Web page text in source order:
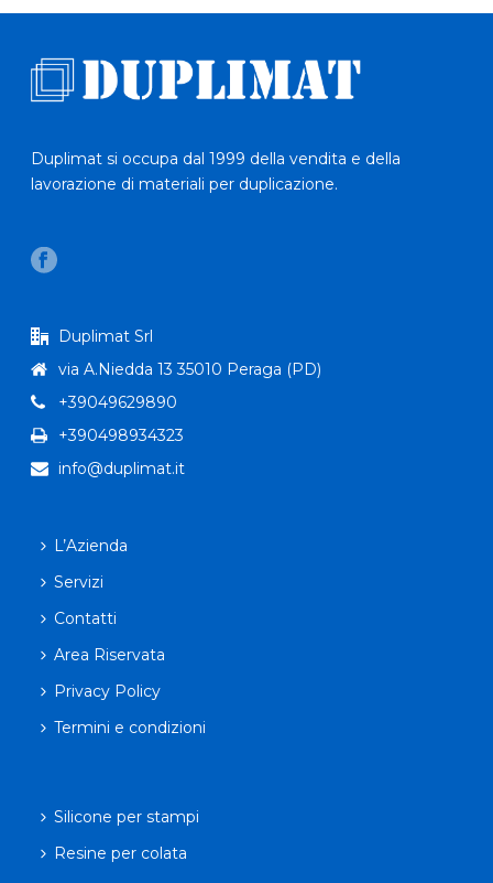
Duplimat si occupa dal 1999 della vendita e della
lavorazione di materiali per duplicazione.
Duplimat Srl
via A.Niedda 13 35010 Peraga (PD)
+39049629890
+390498934323
info@duplimat.it
L’Azienda
Servizi
Contatti
Area Riservata
Privacy Policy
Termini e condizioni
Silicone per stampi
Resine per colata